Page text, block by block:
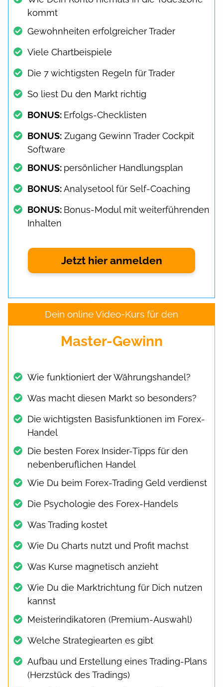
kommt
Gewohnheiten erfolgreicher Trader
Viele Chartbeispiele
Die 7 wichtigsten Regeln für Trader
So liest Du den Markt richtig
BONUS: Erfolgs-Checklisten
BONUS: Zugang Gewinn Trader Cockpit
Software
BONUS: persönlicher Handlungsplan
BONUS:Analysetool für Self-Coaching
BONUS: Bonus-Modul mit weiterführenden
Inhalten
Jetzt hier anmelden
Dein online Video-Kurs für den
Master-Gewinn
Wie funktioniert der Währungshandel?
Was macht diesen Markt so besonders?
Die wichtigsten Basisfunktionen im Forex-
Handel
Die besten Forex Insider-Tipps für den
nebenberuflichen Handel
Wie Du beim Forex-Trading Geld verdienst
Die Psychologie des Forex-Handels
Was Trading kostet
Wie Du Charts nutzt und Profit machst
Was Kurse magnetisch anzieht
Wie Du die Marktrichtung für Dich nutzen
kannst
Meisterindikatoren (Premium-Auswahl)
Welche Strategiearten es gibt
Aufbau und Erstellung eines Trading-Plans
(Herzstück des Tradings)